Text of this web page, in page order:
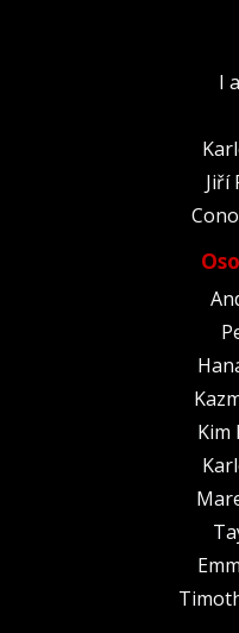
I
Jiří
Kim